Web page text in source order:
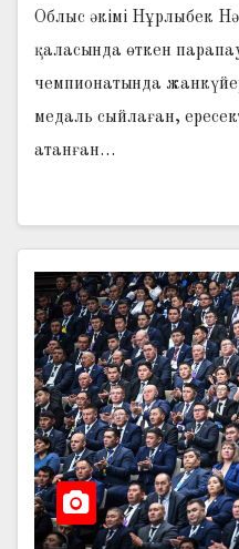
Облыс әкімі Нұрлыбек
қаласында өткен
чемпионатында
медаль сыйлаған,
атанған…